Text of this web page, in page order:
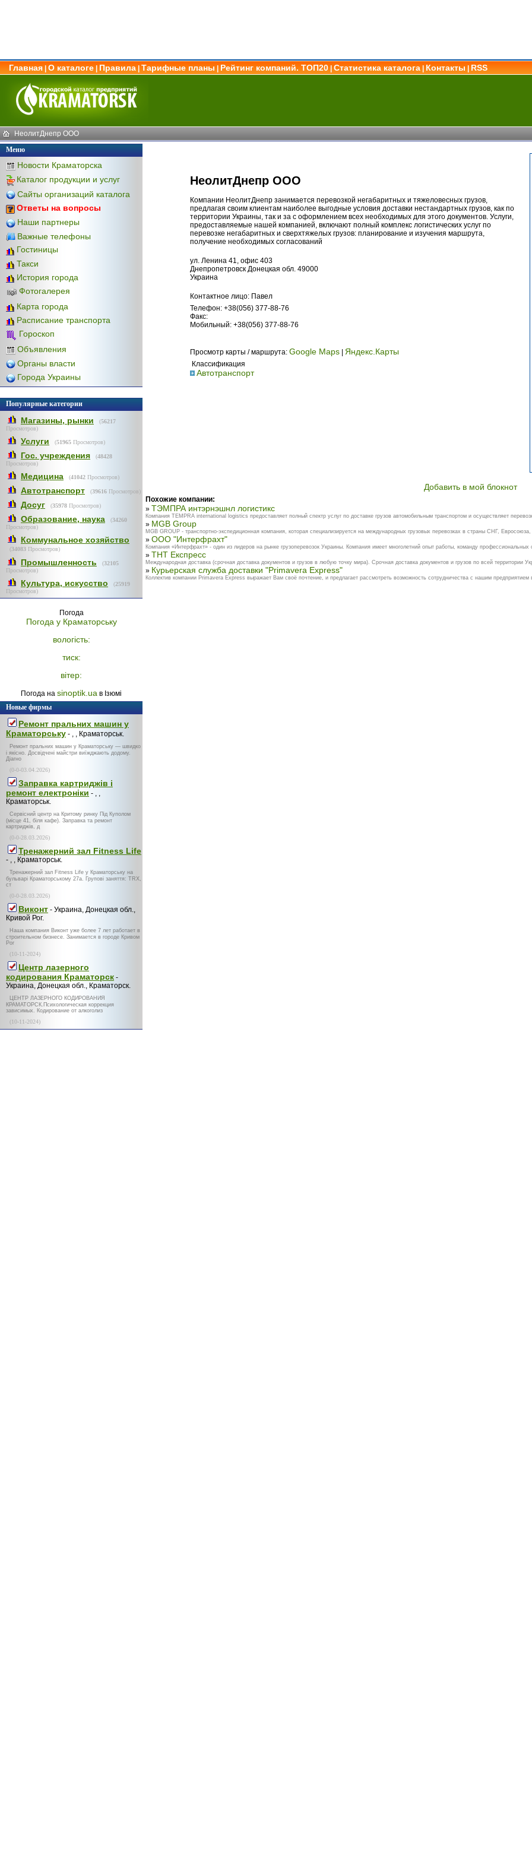
Главная О каталоге Правила Тарифные планы Рейтинг компаний. ТОП20 Статистика каталога Контакты
RSS
НеолитДнепр ООО
Меню
Новости Краматорска
Каталог продукции и услуг
Сайты организаций каталога
Ответы на вопросы
Наши партнеры
Важные телефоны
Гостиницы
Такси
История города
Фотогалерея
Карта города
Расписание транспорта
Гороскоп
Объявления
Органы власти
Города Украины
Популярные категории
Магазины, рынки (56217
Просмотров)
Услуги (51965 Просмотров)
Гос. учреждения (48428
Просмотров)
Медицина (41042 Просмотров)
Автотранспорт (39616 Просмотров)
Досуг (35978 Просмотров)
Образование, наука (34260
Просмотров)
Коммунальное хозяйство
(34083 Просмотров)
Промышленность (32105
Просмотров)
Культура, искусство (25919
Просмотров)
Погода
Погода у Краматорську
вологість:
тиск:
вітер:
Погода на sinoptik.ua в Ізюмі
Новые фирмы
Ремонт пральних машин у
Краматорську - , , Краматорськ.
Ремонт пральних машин у Краматорську — швидко
і якісно. Досвідчені майстри виїжджають додому.
Діагно
(0-0-03.04.2026)
Заправка картриджів і
ремонт електроніки - , ,
Краматорськ.
Сервісний центр на Критому ринку Під Куполом
(місце 41, біля кафе). Заправка та ремонт
картриджів, д
(0-0-28.03.2026)
Тренажерний зал Fitness Life
- , , Краматорськ.
Тренажерний зал Fitness Life у Краматорську на
бульварі Краматорському 27а. Групові заняття: TRX,
ст
(0-0-28.03.2026)
Виконт - Украина, Донецкая обл.,
Кривой Рог.
Наша компания Виконт уже более 7 лет работает в
строительном бизнесе. Занимается в городе Кривом
Рог
(10-11-2024)
Центр лазерного
кодирования Краматорск -
Украина, Донецкая обл., Краматорск.
ЦЕНТР ЛАЗЕРНОГО КОДИРОВАНИЯ
КРАМАТОРСК.Психологическая коррекция
зависимых. Кодирование от алкоголиз
(10-11-2024)
НеолитДнепр ООО
Компании НеолитДнепр занимается перевозкой негабаритных и тяжеловесных грузов,
предлагая своим клиентам наиболее выгодные условия доставки нестандартных грузов, как по
территории Украины, так и за с оформлением всех необходимых для этого документов. Услуги,
предоставляемые нашей компанией, включают полный комплекс логистических услуг по
перевозке негабаритных и сверхтяжелых грузов: планирование и изучения маршрута,
получение необходимых согласований
ул. Ленина 41, офис 403
Днепропетровск Донецкая обл. 49000
Украина
Контактное лицо: Павел
Телефон: +38(056) 377-88-76
Факс:
Мобильный: +38(056) 377-88-76
Просмотр карты / маршрута: Google Maps | Яндекс.Карты
Классификация
Автотранспорт
Добавить в мой блокнот
Похожие компании:
» ТЭМПРА интэрнэшнл логистикс
Компания TEMPRA international logistics предоставляет полный спектр услуг по доставке грузов автомобильным транспортом и осуществляет
» MGB Group
MGB GROUP - транспортно-экспедиционная компания, которая специализируется на международных грузовых перевозках в страны СНГ,
» ООО "Интерфрахт"
Компания «Интерфрахт» - один из лидеров на рынке грузоперевозок Украины. Компания имеет многолетний опыт работы, команду профессиональных
» ТНТ Експресс
Международная доставка (срочная доставка документов и грузов в любую точку мира). Срочная доставка документов и грузов по всей территории
» Курьерская служба доставки "Primavera Express"
Коллектив компании Primavera Express выражает Вам своё почтение, и предлагает рассмотреть возможность сотрудничества с нашим предприятием